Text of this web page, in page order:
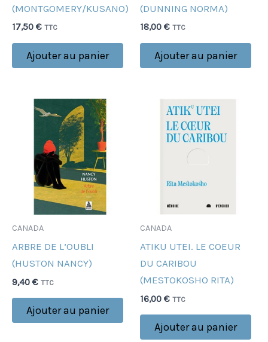
(MONTGOMERY/KUSANO)
17,50 € TTC
Ajouter au panier
(DUNNING NORMA)
18,00 € TTC
Ajouter au panier
CANADA
ARBRE DE L’OUBLI
(HUSTON NANCY)
9,40 € TTC
Ajouter au panier
CANADA
ATIKU UTEI. LE COEUR
DU CARIBOU
(MESTOKOSHO RITA)
16,00 € TTC
Ajouter au panier